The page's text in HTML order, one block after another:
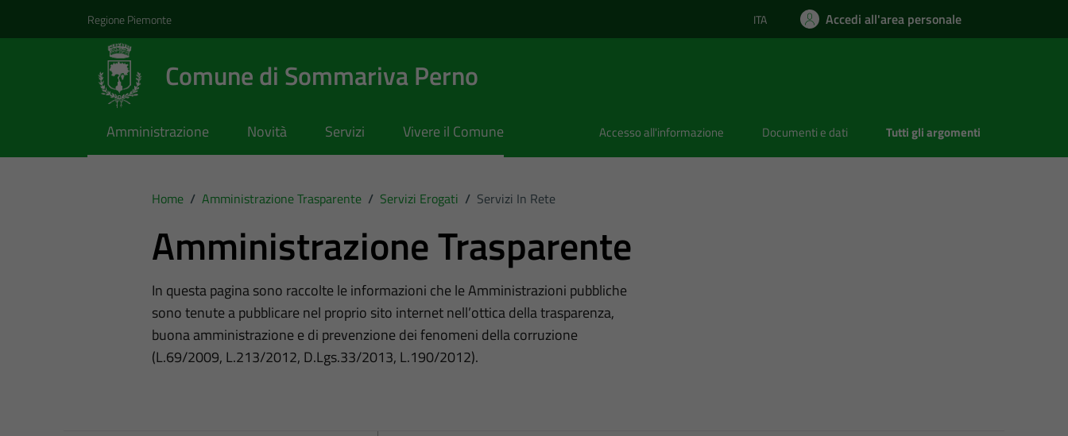
Regione Piemonte Lingua attiva:
ITA Accedi all'area personale
Comune di Sommariva Perno
Amministrazione Novità Servizi Vivere il Comune Accesso all'informazione Documenti e dati Tutti gli argomenti
Home / Amministrazione Trasparente / Servizi Erogati / Servizi In Rete
Amministrazione Trasparente
In questa pagina sono raccolte le informazioni che le Amministrazioni pubbliche
sono tenute a pubblicare nel proprio sito internet nell’ottica della trasparenza,
buona amministrazione e di prevenzione dei fenomeni della corruzione
(L.69/2009, L.213/2012, D.Lgs.33/2013, L.190/2012).